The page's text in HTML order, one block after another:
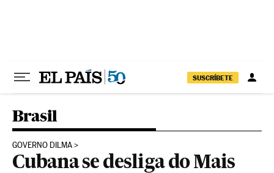
SUSCRÍBETE
Brasil
GOVERNO DILMA
Cubana se desliga do Mais